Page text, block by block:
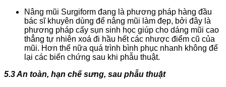
Nâng mũi Surgiform đang là phương pháp hàng đầu
bác sĩ khuyên dùng để nâng mũi làm đẹp, bởi đây là
phương pháp cấy sụn sinh học giúp cho dáng mũi cao
thẳng tự nhiên xoá đi hầu hết các nhược điểm cũ của
mũi. Hơn thế nữa quá trình bình phục nhanh không để
lại các biến chứng sau khi phẫu thuật.
5.3 An toàn, hạn chế sưng, sau phẫu thuật